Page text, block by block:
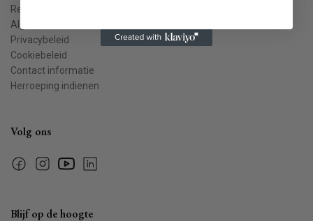
Retourneren
Algemene voorwaarden
Privacybeleid
Cookiebeleid
Contact informatie
Herroeping indienen
Volg ons
FacebookInstagramYouTubeLinkedin
Blijf op de hoogte